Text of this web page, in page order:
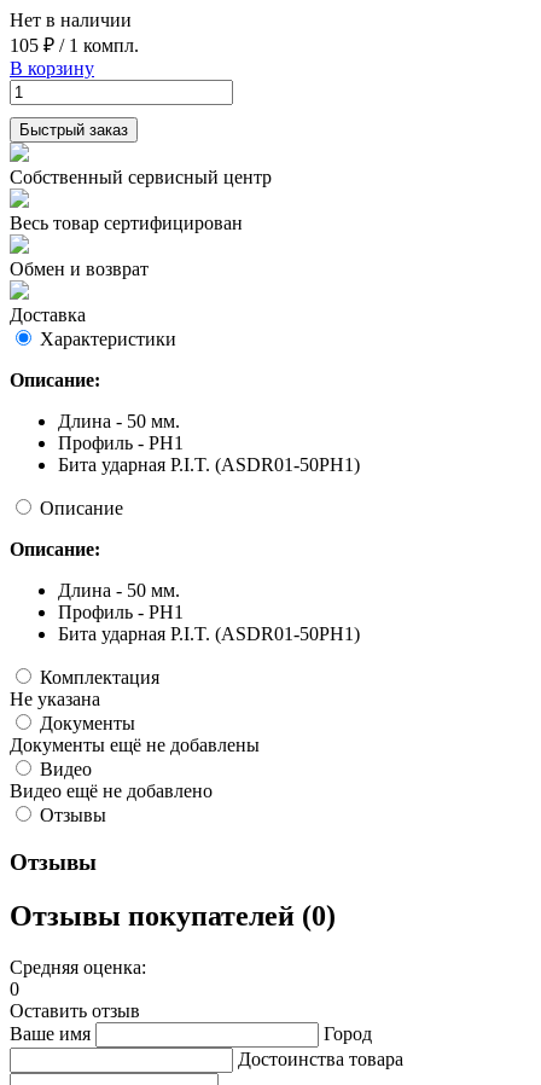
Нет в наличии
105 ₽ / 1 компл.
В корзину
Быстрый заказ
Собственный сервисный центр
Весь товар сертифицирован
Обмен и возврат
Доставка
Характеристики
Описание:
Длина - 50 мм.
Профиль - PH1
Бита ударная P.I.T. (ASDR01-50PH1)
Описание
Описание:
Длина - 50 мм.
Профиль - PH1
Бита ударная P.I.T. (ASDR01-50PH1)
Комплектация
Не указана
Документы
Документы ещё не добавлены
Видео
Видео ещё не добавлено
Отзывы
Отзывы
Отзывы покупателей (0)
Средняя оценка:
0
Оставить отзыв
Ваше имя
Город
Достоинства товара